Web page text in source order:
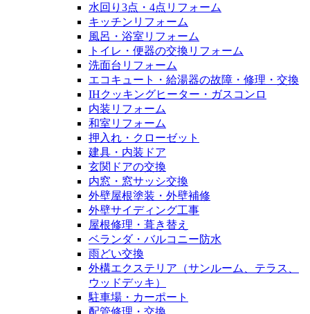
水回り3点・4点リフォーム
キッチンリフォーム
風呂・浴室リフォーム
トイレ・便器の交換リフォーム
洗面台リフォーム
エコキュート・給湯器の故障・修理・交換
IHクッキングヒーター・ガスコンロ
内装リフォーム
和室リフォーム
押入れ・クローゼット
建具・内装ドア
玄関ドアの交換
内窓・窓サッシ交換
外壁屋根塗装・外壁補修
外壁サイディング工事
屋根修理・葺き替え
ベランダ・バルコニー防水
雨どい交換
外構エクステリア（サンルーム、テラス、
ウッドデッキ）
駐車場・カーポート
配管修理・交換